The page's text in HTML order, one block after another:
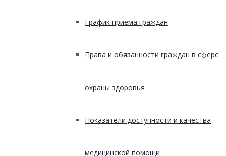
График приема граждан
Права и обязанности граждан в сфере
охраны здоровья
Показатели доступности и качества
медицинской помощи